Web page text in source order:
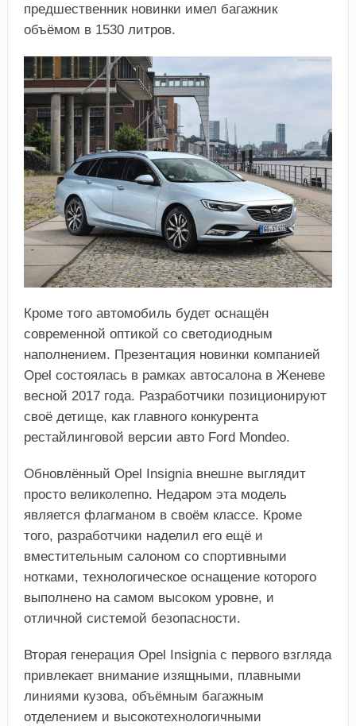
предшественник новинки имел багажник
объёмом в 1530 литров.
Кроме того автомобиль будет оснащён
современной оптикой со светодиодным
наполнением. Презентация новинки компанией
Opel состоялась в рамках автосалона в Женеве
весной 2017 года. Разработчики позиционируют
своё детище, как главного конкурента
рестайлинговой версии авто Ford Mondeo.
Обновлённый Opel Insignia внешне выглядит
просто великолепно. Недаром эта модель
является флагманом в своём классе. Кроме
того, разработчики наделил его ещё и
вместительным салоном со спортивными
нотками, технологическое оснащение которого
выполнено на самом высоком уровне, и
отличной системой безопасности.
Вторая генерация Opel Insignia с первого взгляда
привлекает внимание изящными, плавными
линиями кузова, объёмным багажным
отделением и высокотехнологичными